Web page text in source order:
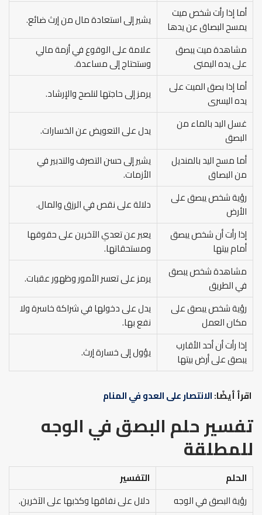
أما إذا رأت شخص ميت
يمسح البصاق عن يدها
يشير إلى استعادة مال من إرث ضائع.
مشاهدة ميت يبصق
على يده اليمنى
علامة على الوقوع في أزمة مالي
وستحتاج إلى مساعدة.
أما إذا بصق الميت على
يده اليسرى
يرمز إلى حاجتها لنلصح والإرشاد.
غسل اليد بالماء من
البصق
يدل على التعويض عن الخسارات.
أما مسح اليد بالمنديل
من البصاق
يشير إلى حسن التصرف والتدبير في
الأزمات.
رؤية شخص يبصق على
الأرض
دلالة على نقص في الرزق والمال.
إذا رأت أن شخص يبصق
أمام بيتها
يعبر عن تعدي الآخرين على حقوقها
ومستحقاتها.
مشاهدة شخص يبصق
في الطريق
يرمز على تعسر الأمور وظهور عقبات.
رؤية شخص يبصق على
مكان العمل
يدل على دخولها في شراكة خاسرة ولا
نفع بها.
إذا رأت أن أحد الأقارب
يبصق على أرض بيتها
يؤول إلى خسارة إرث.
اقرأ أيضًا:الانتصار على العدو في المنام
تفسير حلم البصق في الوجه
للمطلقة
الحلم
التفسير
رؤية البصق في الوجه
دلال على نفاقها وكذبها على الآخرين.